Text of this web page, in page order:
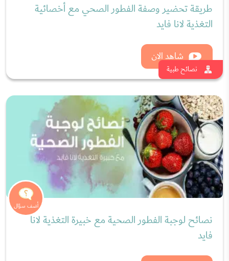
المنام
تفسير رؤية البرص الجلدي في المنام وحلم
الأبرص
تفسير رؤية الترقية في المنام وحلم المنصب
الجديد
أسماء توأم بنات طويلة وأسامي طويلة
ونادرة للتوأم
شرح معانيها